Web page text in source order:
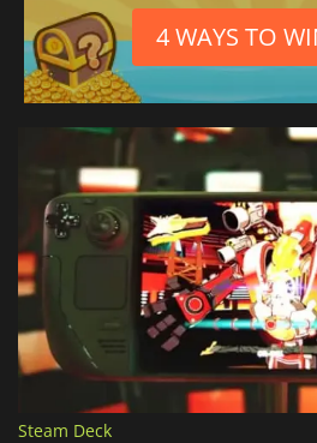
4 WAYS TO
Steam Deck